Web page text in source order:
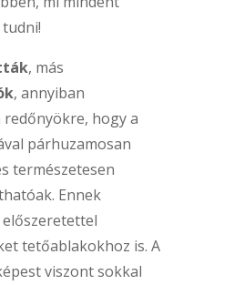
, más
, annyiban
hogy a
párhuzamosan
természetesen
Ennek
tetőablakokhoz is. A
viszont sokkal